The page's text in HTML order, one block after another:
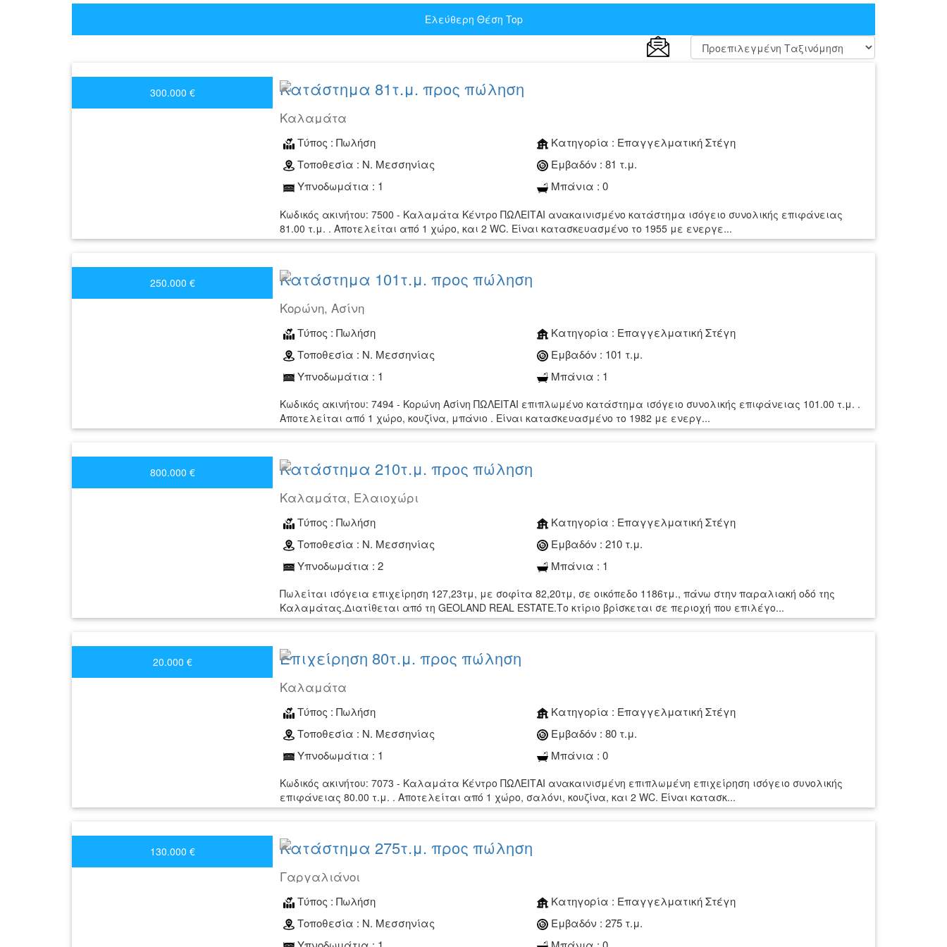
Ελεύθερη Θέση Top
300.000 € Κατάστημα 81τ.μ. προς πώληση
Καλαμάτα
Τύπος : Πωλήση Κατηγορία : Επαγγελματική Στέγη
Τοποθεσία : Ν. Μεσσηνίας Εμβαδόν : 81 τ.μ.
Υπνοδωμάτια : 1 Μπάνια : 0
Κωδικός ακινήτου: 7500 - Καλαμάτα Κέντρο ΠΩΛΕΙΤΑΙ ανακαινισμένο κατάστημα ισόγειο συνολικής επιφάνειας
81.00 τ.μ. . Αποτελείται από 1 χώρο, και 2 WC. Είναι κατασκευασμένο το 1955 με ενεργε...
250.000 € Κατάστημα 101τ.μ. προς πώληση
Κορώνη, Ασίνη
Τύπος : Πωλήση Κατηγορία : Επαγγελματική Στέγη
Τοποθεσία : Ν. Μεσσηνίας Εμβαδόν : 101 τ.μ.
Υπνοδωμάτια : 1 Μπάνια : 1
Κωδικός ακινήτου: 7494 - Κορώνη Ασίνη ΠΩΛΕΙΤΑΙ επιπλωμένο κατάστημα ισόγειο συνολικής επιφάνειας 101.00 τ.μ. .
Αποτελείται από 1 χώρο, κουζίνα, μπάνιο . Είναι κατασκευασμένο το 1982 με ενεργ...
800.000 € Κατάστημα 210τ.μ. προς πώληση
Καλαμάτα, Ελαιοχώρι
Τύπος : Πωλήση Κατηγορία : Επαγγελματική Στέγη
Τοποθεσία : Ν. Μεσσηνίας Εμβαδόν : 210 τ.μ.
Υπνοδωμάτια : 2 Μπάνια : 1
Πωλείται ισόγεια επιχείρηση 127,23τμ, με σοφίτα 82,20τμ, σε οικόπεδο 1186τμ., πάνω στην παραλιακή οδό της
Καλαμάτας.Διατίθεται από τη GEOLAND REAL ESTATE.Το κτίριο βρίσκεται σε περιοχή που επιλέγο...
20.000 € Επιχείρηση 80τ.μ. προς πώληση
Καλαμάτα
Τύπος : Πωλήση Κατηγορία : Επαγγελματική Στέγη
Τοποθεσία : Ν. Μεσσηνίας Εμβαδόν : 80 τ.μ.
Υπνοδωμάτια : 1 Μπάνια : 0
Κωδικός ακινήτου: 7073 - Καλαμάτα Κέντρο ΠΩΛΕΙΤΑΙ ανακαινισμένη επιπλωμένη επιχείρηση ισόγειο συνολικής
επιφάνειας 80.00 τ.μ. . Αποτελείται από 1 χώρο, σαλόνι, κουζίνα, και 2 WC. Είναι κατασκ...
130.000 € Κατάστημα 275τ.μ. προς πώληση
Γαργαλιάνοι
Τύπος : Πωλήση Κατηγορία : Επαγγελματική Στέγη
Τοποθεσία : Ν. Μεσσηνίας Εμβαδόν : 275 τ.μ.